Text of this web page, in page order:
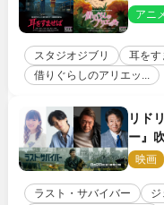
IMAX
アニ
スタジオジブリ
耳をす
借りぐらしのアリエッ...
リド
ー』
美・
映画
ラスト・サバイバー
ジ